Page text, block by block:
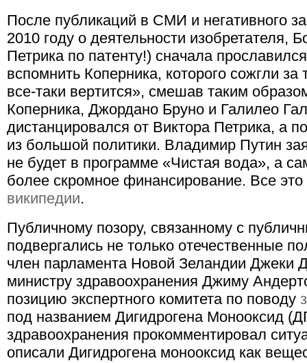
После публикаций в СМИ и негативного
2010 году о деятельности изобретателя,
Петрика по патенту!) сначала
вспомнить Коперника, которого сожгли
все-таки вертится», смешав таким
Коперника, Джордано Бруно и Галилео
дистанцировался от Виктора Петрика, а
из большой политики. Владимир Путин
не будет в программе «Чистая вода», а
более скромное финансирование. Все
википедии.
Публичному позору, связанному с
подвергались не только отечественные
член парламента Новой Зеландии Джеки
министру здравоохранения Джиму
позицию экспертного комитета по поводу
под названием Дигидрогена Монооксид
здравоохранения прокомментировал
описали Дигидрогена монооксид как